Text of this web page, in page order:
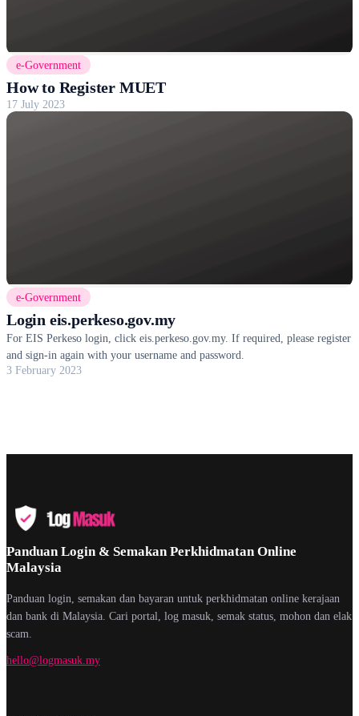
e-Government
How to Register MUET
17 July 2023
e-Government
Login eis.perkeso.gov.my
For EIS Perkeso login, click eis.perkeso.gov.my. If required, please register
and sign-in again with your username and password.
3 February 2023
Panduan Login & Semakan Perkhidmatan Online
Malaysia
Panduan login, semakan dan bayaran untuk perkhidmatan online kerajaan
dan bank di Malaysia. Cari portal, log masuk, semak status, mohon dan elak
scam.
hello@logmasuk.my